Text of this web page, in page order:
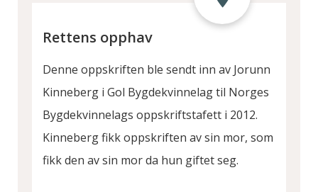
Rettens opphav
Denne oppskriften ble sendt inn av Jorunn
Kinneberg i Gol Bygdekvinnelag til Norges
Bygdekvinnelags oppskriftstafett i 2012.
Kinneberg fikk oppskriften av sin mor, som
fikk den av sin mor da hun giftet seg.